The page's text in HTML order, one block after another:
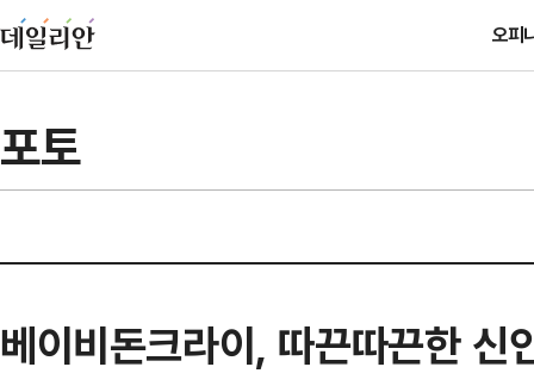
오피
포토
베이비돈크라이, 따끈따끈한 신